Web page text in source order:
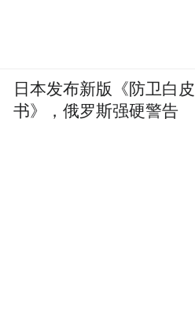
日本发布新版《防卫白皮
书》，俄罗斯强硬警告